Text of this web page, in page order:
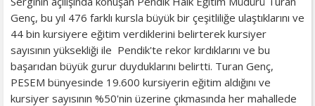
Genç, bu yıl 476 farklı kursla büyük bir çeşitliliğe ulaştıklarını ve
44 bin kursiyere eğitim verdiklerini belirterek kursiyer
sayısının yüksekliği ile Pendik'te rekor kırdıklarını ve bu
başarıdan büyük gurur duyduklarını belirtti. Turan Genç,
PESEM bünyesinde 19.600 kursiyerin eğitim aldığını ve
kursiyer sayısının %50'nin üzerine çıkmasında her mahallede